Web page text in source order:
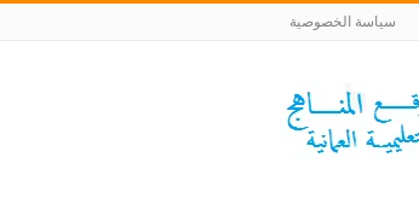
سياسة الخصوصية